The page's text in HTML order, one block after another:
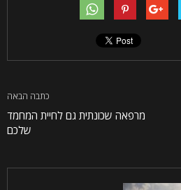
כתבה הבאה
מרפאה שכונתית גם לחיית המחמד
שלכם